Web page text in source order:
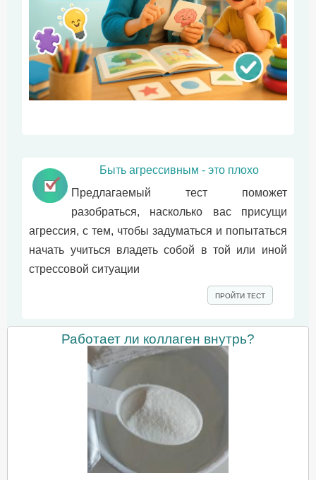
Быть агрессивным - это плохо
Предлагаемый тест поможет
разобраться, насколько вас присущи
агрессия, с тем, чтобы задуматься и попытаться
начать учиться владеть собой в той или иной
стрессовой ситуации
ПРОЙТИ ТЕСТ
Работает ли коллаген внутрь?